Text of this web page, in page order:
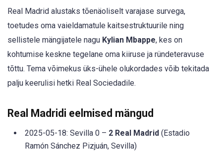
Real Madrid alustaks tõenäoliselt varajase survega,
toetudes oma vaieldamatule kaitsestruktuurile ning
sellistele mängijatele nagu Kylian Mbappe, kes on
kohtumise keskne tegelane oma kiiruse ja ründeteravuse
tõttu. Tema võimekus üks-ühele olukordades võib tekitada
palju keerulisi hetki Real Sociedadile.
Real Madridi eelmised mängud
2025-05-18: Sevilla 0 – 2 Real Madrid (Estadio
Ramón Sánchez Pizjuán, Sevilla)